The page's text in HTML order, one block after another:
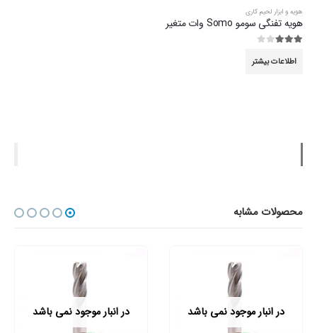
هویه و ابزار لحیم کاری
هویه تفنگی سومو Somo وات متغیر
اطلاعات بیشتر
محصولات مشابه
در انبار موجود نمی باشد در انبار موجود نمی باشد